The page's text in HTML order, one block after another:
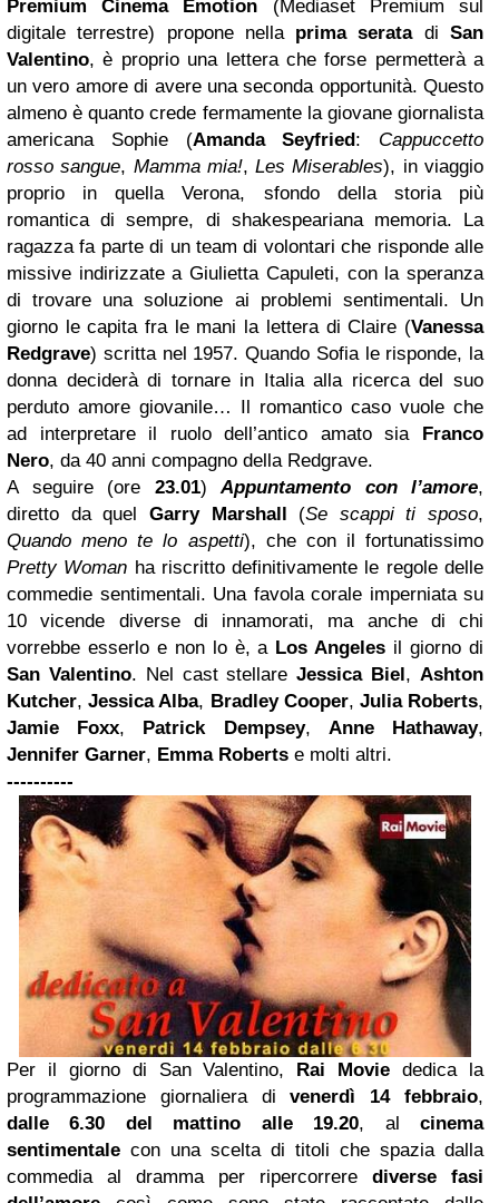
Premium Cinema Emotion (Mediaset Premium sul
digitale terrestre) propone nella prima seratadiSan
Valentino, è proprio una lettera che forse permetterà a
un vero amore di avere una seconda opportunità. Questo
almeno è quanto crede fermamente la giovane giornalista
americana Sophie (Amanda Seyfried: Cappuccetto
rosso sangue, Mamma mia!,Les Miserables), in viaggio
proprio in quella Verona, sfondo della storia più
romantica di sempre, di shakespeariana memoria. La
ragazza fa parte di un team di volontari che risponde alle
missive indirizzate a Giulietta Capuleti, con la speranza
di trovare una soluzione ai problemi sentimentali. Un
giorno le capita fra le mani la lettera di Claire (Vanessa
Redgrave) scritta nel 1957. Quando Sofia le risponde, la
donna deciderà di tornare in Italia alla ricerca del suo
perduto amore giovanile… Il romantico caso vuole che
ad interpretare il ruolo dell’antico amato sia Franco
Nero, da 40 anni compagno della Redgrave.
A seguire (ore 23.01) Appuntamento con l’amore,
diretto da quel Garry Marshall (Se scappi ti sposo,
Quando meno te lo aspetti), che con il fortunatissimo
Pretty Woman ha riscritto definitivamente le regole delle
commedie sentimentali. Una favola corale imperniata su
10 vicende diverse di innamorati, ma anche di chi
vorrebbe esserlo e non lo è, a Los Angeles il giorno di
San Valentino. Nel cast stellareJessica Biel, Ashton
Kutcher,Jessica Alba, Bradley Cooper, Julia Roberts,
Jamie Foxx, Patrick Dempsey, Anne Hathaway,
Jennifer Garner, Emma Roberts e molti altri.
----------
Per il giorno di San Valentino, Rai Movie dedica la
programmazione giornaliera divenerdì 14 febbraio,
dalle 6.30 del mattino alle 19.20, alcinema
sentimentale con una scelta di titoli che spazia dalla
commedia al dramma per ripercorrere diverse fasi